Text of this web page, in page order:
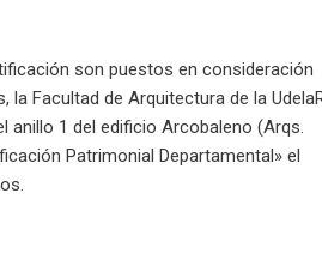
son puestos en consideración
Facultad de Arquitectura de la
anillo 1 del edificio Arcobaleno (Arqs.
Patrimonial Departamental» el